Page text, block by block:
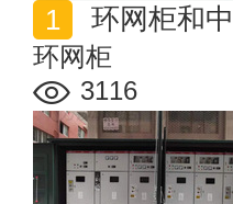
环网柜和
环网柜
3116